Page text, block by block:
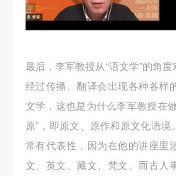
最后，李军教授从“语文学”的角
经过传播、翻译会出现各种各样
文学，这也是为什么李军教授在
原”，即原文、原作和原文化语
常有代表性，因为在他的讲座里
文、英文、藏文、梵文。而古人